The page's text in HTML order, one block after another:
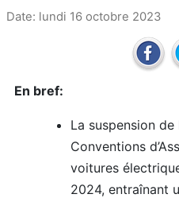
Date: lundi 16 octobre 2023
En bref:
La suspension
Conventions
voitures
2024, entraînant